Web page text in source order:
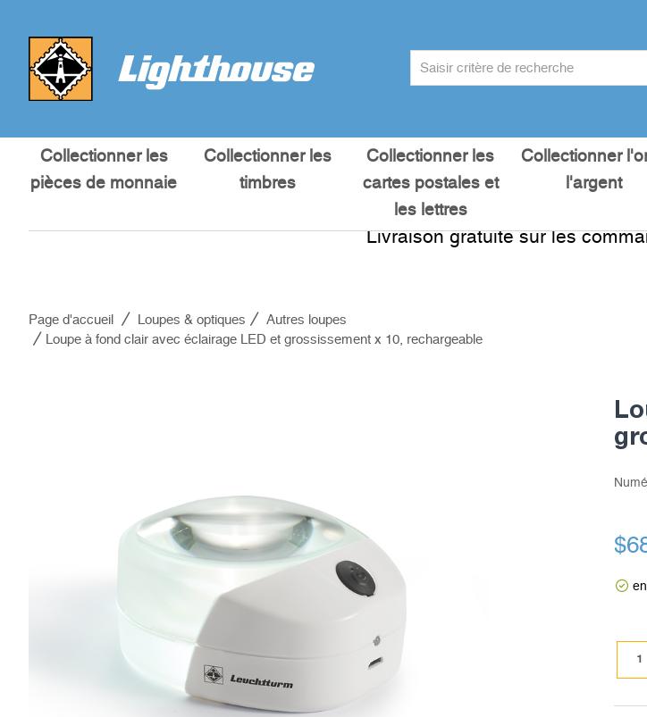
Collectionner les
pièces de monnaie
Collectionner les
timbres
Collectionner les
cartes postales et
les lettres
Collectionner
l'argent
Livraison gratuite sur les
Page d'accueil Loupes & optiques
Autres loupes
Loupe à fond clair avec éclairage LED et grossissement x 10, rechargeable
$